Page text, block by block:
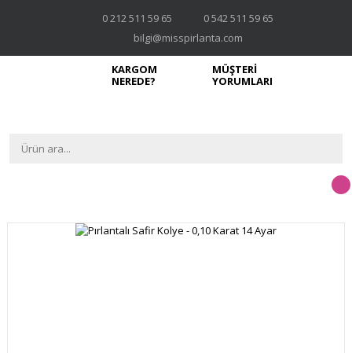
0 212 511 59 65
0 542 511 59 65
bilgi@misspirlanta.com
KARGOM
NEREDE?
MÜŞTERİ
YORUMLARI